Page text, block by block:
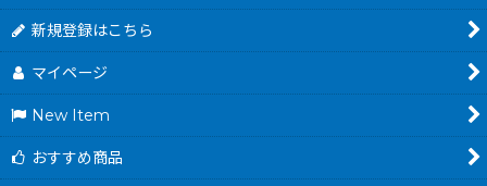
新規登録はこちら
マイページ
New Item
おすすめ商品